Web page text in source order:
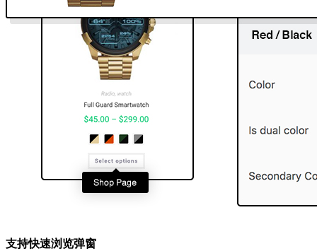
支持快速浏览弹窗